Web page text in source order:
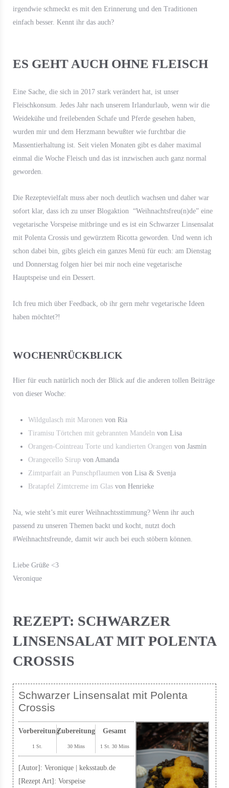
irgendwie schmeckt es mit den Erinnerung und den Traditionen
einfach besser. Kennt ihr das auch?
ES GEHT AUCH OHNE FLEISCH
Eine Sache, die sich in 2017 stark verändert hat, ist unser
Fleischkonsum. Jedes Jahr nach unserem Irlandurlaub, wenn wir die
Weidekühe und freilebenden Schafe und Pferde gesehen haben,
wurden mir und dem Herzmann bewußter wie furchtbar die
Massentierhaltung ist. Seit vielen Monaten gibt es daher maximal
einmal die Woche Fleisch und das ist inzwischen auch ganz normal
geworden.
Die Rezeptevielfalt muss aber noch deutlich wachsen und daher war
sofort klar, dass ich zu unser Blogaktion “Weihnachtsfreu(n)de” eine
vegetarische Vorspeise mitbringe und es ist ein Schwarzer Linsensalat
mit Polenta Crossis und gewürztem Ricotta geworden. Und wenn ich
schon dabei bin, gibts gleich ein ganzes Menü für euch: am Dienstag
und Donnerstag folgen hier bei mir noch eine vegetarische
Hauptspeise und ein Dessert.
Ich freu mich über Feedback, ob ihr gern mehr vegetarische Ideen
haben möchtet?!
WOCHENRÜCKBLICK
Hier für euch natürlich noch der Blick auf die anderen tollen Beiträge
von dieser Woche:
Wildgulasch mit Maronen von Ria
Tiramisu Törtchen mit gebrannten Mandeln von Lisa
Orangen-Cointreau Torte und kandierten Orangen von Jasmin
Orangecello Sirup von Amanda
Zimtparfait an Punschpflaumen von Lisa & Svenja
Bratapfel Zimtcreme im Glas von Henrieke
Na, wie steht’s mit eurer Weihnachtsstimmung? Wenn ihr auch
passend zu unseren Themen backt und kocht, nutzt doch
#Weihnachtsfreunde, damit wir auch bei euch stöbern können.
Liebe Grüße <3
Veronique
REZEPT: SCHWARZER
LINSENSALAT MIT POLENTA
CROSSIS
Schwarzer Linsensalat mit Polenta
Crossis
Vorbereitung
1 St.
Zubereitung
30 Mins
Gesamt
1 St. 30 Mins
[Autor]: Veronique | keksstaub.de
[Rezept Art]: Vorspeise